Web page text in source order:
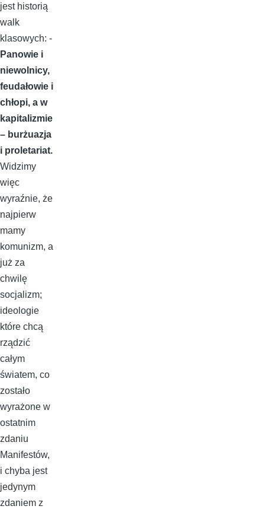
jest historią
walk
klasowych: -
Panowie i
niewolnicy,
feudałowie i
chłopi, a w
kapitalizmie
– burżuazja
i proletariat.
Widzimy
więc
wyraźnie, że
najpierw
mamy
komunizm, a
już za
chwilę
socjalizm;
ideologie
które chcą
rządzić
całym
światem, co
zostało
wyrażone w
ostatnim
zdaniu
Manifestów,
i chyba jest
jedynym
zdaniem z